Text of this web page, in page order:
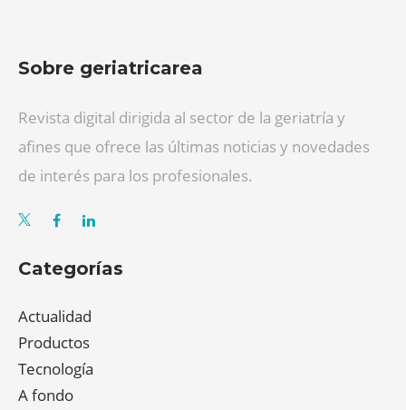
Sobre geriatricarea
Revista digital dirigida al sector de la geriatría y
afines que ofrece las últimas noticias y novedades
de interés para los profesionales.
Categorías
Actualidad
Productos
Tecnología
A fondo